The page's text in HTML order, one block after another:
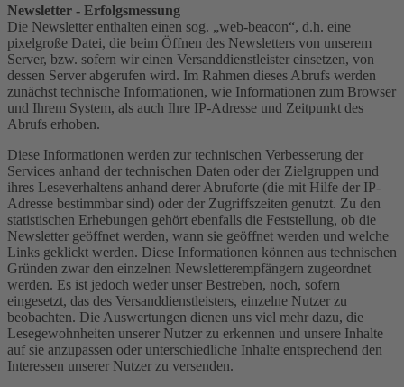
Newsletter - Erfolgsmessung
Die Newsletter enthalten einen sog. „web-beacon“, d.h. eine
pixelgroße Datei, die beim Öffnen des Newsletters von unserem
Server, bzw. sofern wir einen Versanddienstleister einsetzen, von
dessen Server abgerufen wird. Im Rahmen dieses Abrufs werden
zunächst technische Informationen, wie Informationen zum Browser
und Ihrem System, als auch Ihre IP-Adresse und Zeitpunkt des
Abrufs erhoben.
Diese Informationen werden zur technischen Verbesserung der
Services anhand der technischen Daten oder der Zielgruppen und
ihres Leseverhaltens anhand derer Abruforte (die mit Hilfe der IP-
Adresse bestimmbar sind) oder der Zugriffszeiten genutzt. Zu den
statistischen Erhebungen gehört ebenfalls die Feststellung, ob die
Newsletter geöffnet werden, wann sie geöffnet werden und welche
Links geklickt werden. Diese Informationen können aus technischen
Gründen zwar den einzelnen Newsletterempfängern zugeordnet
werden. Es ist jedoch weder unser Bestreben, noch, sofern
eingesetzt, das des Versanddienstleisters, einzelne Nutzer zu
beobachten. Die Auswertungen dienen uns viel mehr dazu, die
Lesegewohnheiten unserer Nutzer zu erkennen und unsere Inhalte
auf sie anzupassen oder unterschiedliche Inhalte entsprechend den
Interessen unserer Nutzer zu versenden.